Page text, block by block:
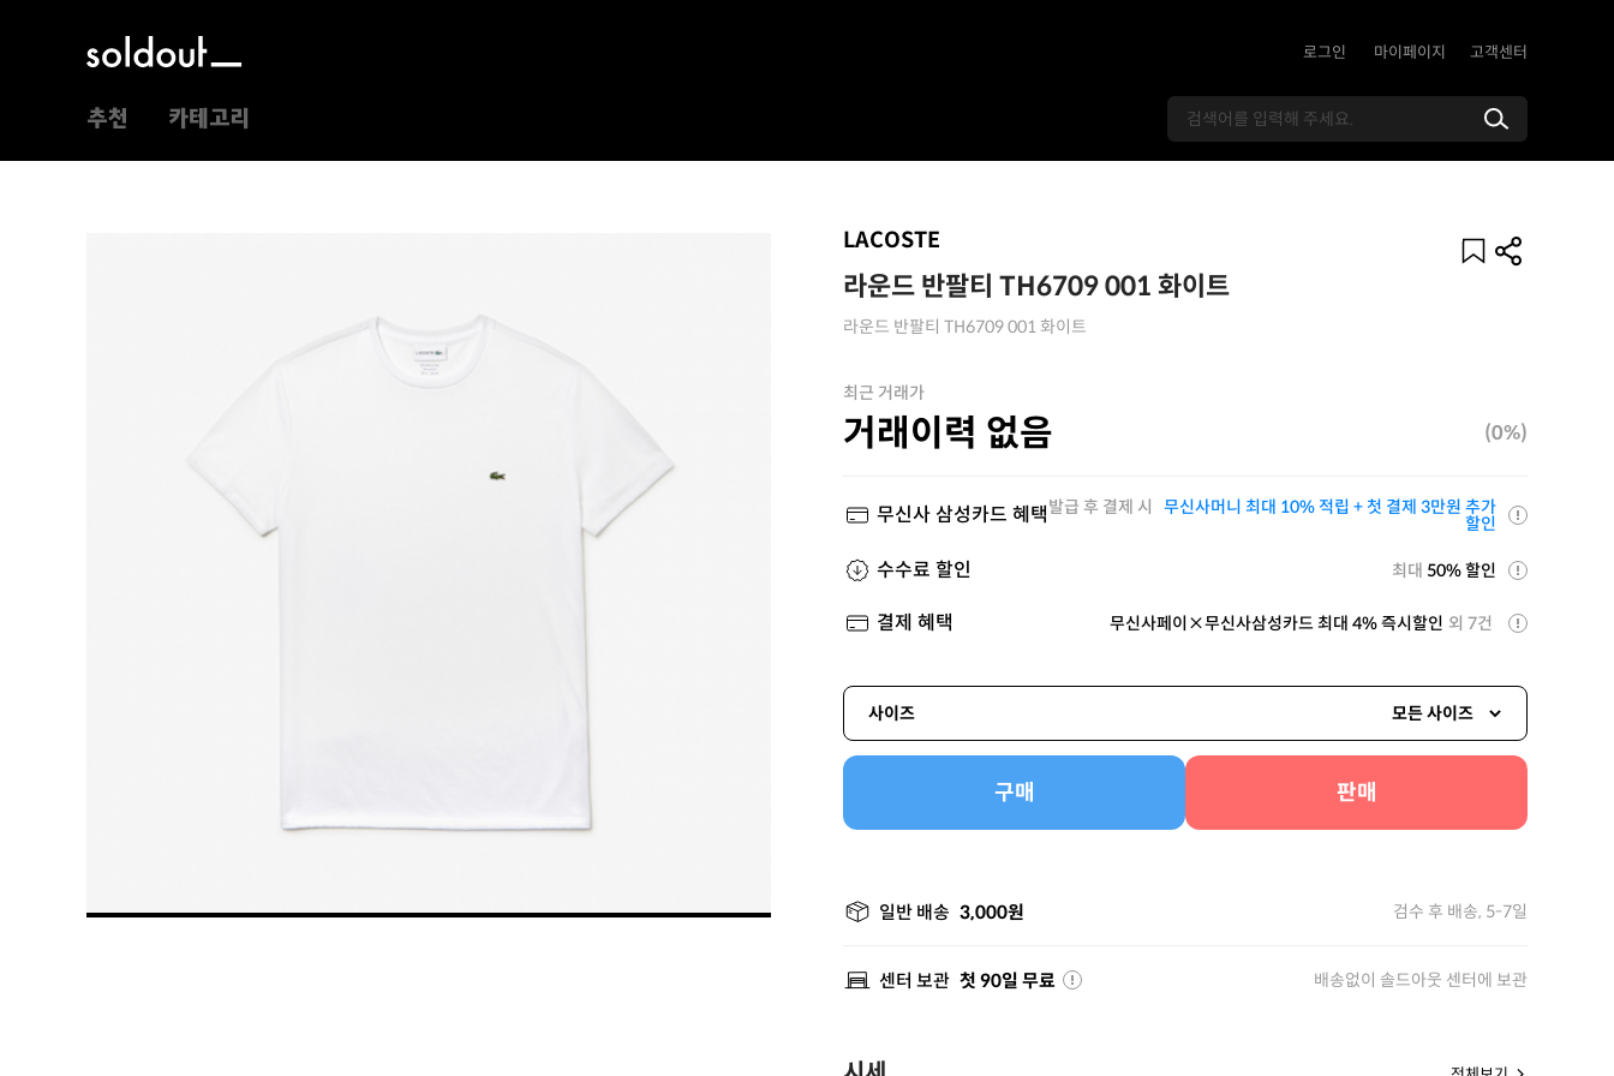
로그인 마이페이지 고객센터
추천 카테고리
LACOSTE
라운드 반팔티 TH6709 001 화이트
라운드 반팔티 TH6709 001 화이트
최근 거래가
거래이력 없음 (0%)
무신사 삼성카드 혜택발급 후 결제 시 무신사머니 최대 10% 적립 + 첫 결제 3만원 추가
할인
수수료 할인 최대 50% 할인
결제 혜택 무신사페이×무신사삼성카드 최대 4% 즉시할인 외 7건
사이즈 모든 사이즈
구매 판매
일반 배송 3,000원 검수 후 배송, 5-7일
센터 보관 첫 90일 무료 배송없이 솔드아웃 센터에 보관